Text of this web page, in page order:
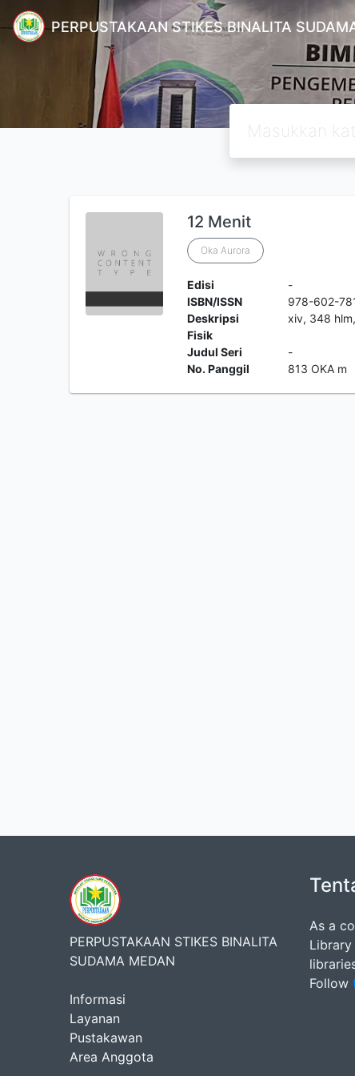
PERPUSTAKAAN STIKES BINALITA
12 Menit
Oka Aurora
Edisi
-
ISBN/ISSN
978-602-
Deskripsi
Fisik
xiv, 348
Judul Seri
-
No. Panggil
813 OKA m
PERPUSTAKAAN STIKES BINALITA
SUDAMA MEDAN
Informasi
Layanan
Pustakawan
Area Anggota
As a
Follow